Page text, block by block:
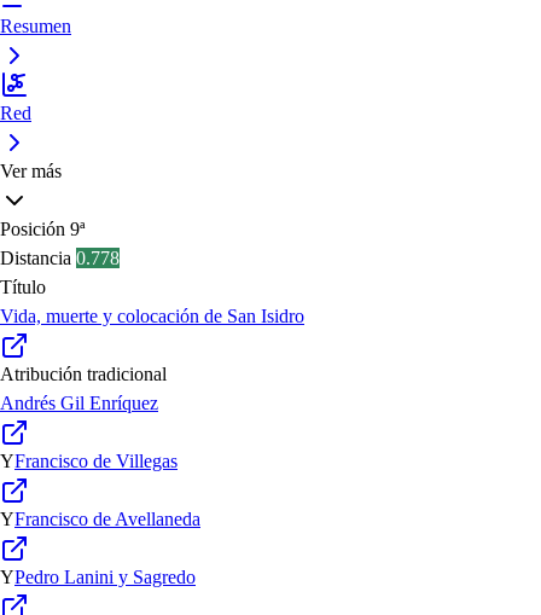
Resumen
Red
Ver más
Posición 9ª
Distancia 0.778
Título
Vida, muerte y colocación de San Isidro
Atribución tradicional
Andrés Gil Enríquez
YFrancisco de Villegas
YFrancisco de Avellaneda
YPedro Lanini y Sagredo